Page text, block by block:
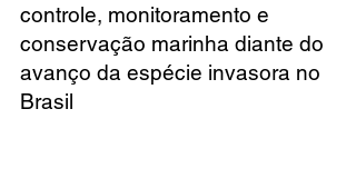
controle, monitoramento e
conservação marinha diante do
avanço da espécie invasora no
Brasil